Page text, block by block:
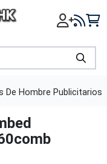
De Hombre Publicitarios